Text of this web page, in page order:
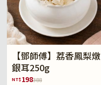
【鄧師傅】荔香鳳梨燉
銀耳250g
NT$ 198388